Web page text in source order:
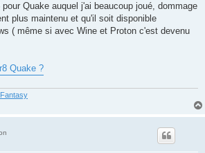
Quake auquel j'ai beaucoup joué, dommage
plus maintenu et qu'il soit disponible
( même si avec Wine et Proton c'est devenu
Quake ?